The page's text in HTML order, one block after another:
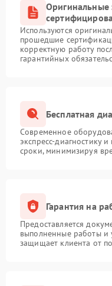
Оригинальные
Используются
прошедшие
корректную работу
гарантийных
Бесплатная
Современное
экспресс-диагностику
сроки, минимизируя
Гарантия на
Предоставляется
выполненные работы и
защищает клиента от